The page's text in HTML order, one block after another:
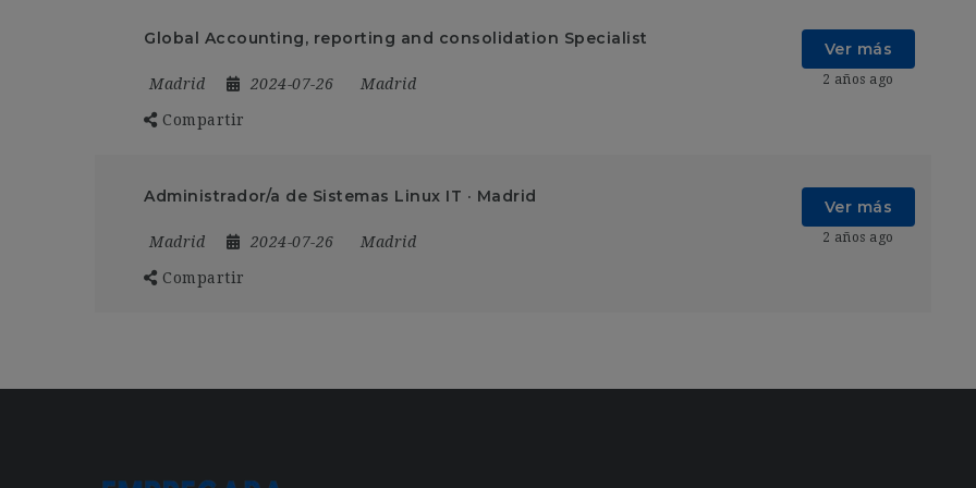
Global Accounting, reporting and consolidation Specialist
Madrid 2024-07-26 Madrid
Compartir
Ver más
2 años ago
Administrador/a de Sistemas Linux IT · Madrid
Madrid 2024-07-26 Madrid
Compartir
Ver más
2 años ago